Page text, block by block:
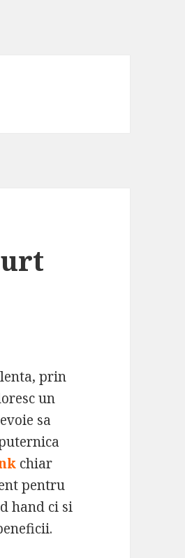
prin
un
sa
chiar
pentru
hand ci si